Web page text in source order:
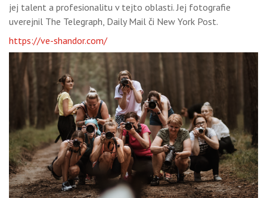
jej talent a profesionalitu v tejto oblasti. Jej fotografie
uverejnil The Telegraph, Daily Mail či New York Post.
https://ve-shandor.com/